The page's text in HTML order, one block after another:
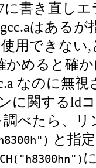
に書き直し
はあるが
用できない
かめると確か
なのに無視
に関するld
調べたら、
と指